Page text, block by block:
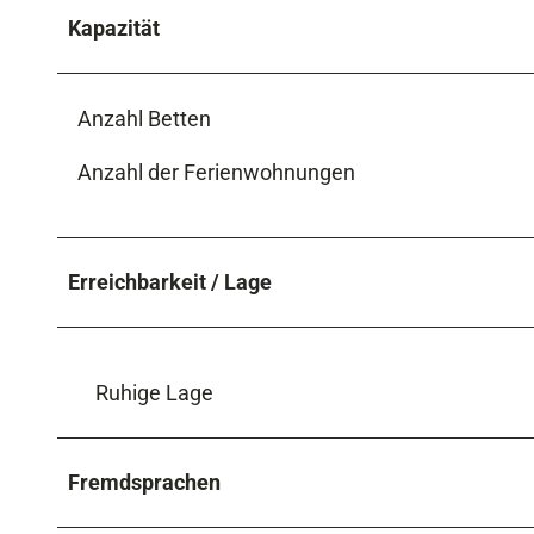
Kapazität
Anzahl Betten
Anzahl der Ferienwohnungen
Erreichbarkeit / Lage
Ruhige Lage
Fremdsprachen